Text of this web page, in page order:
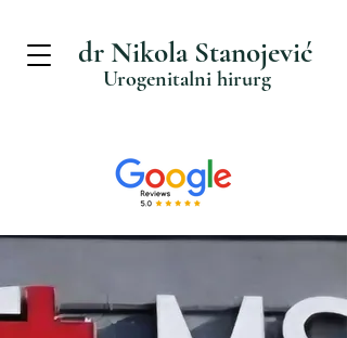
dr Nikola Stanojević
Urogenitalni hirurg